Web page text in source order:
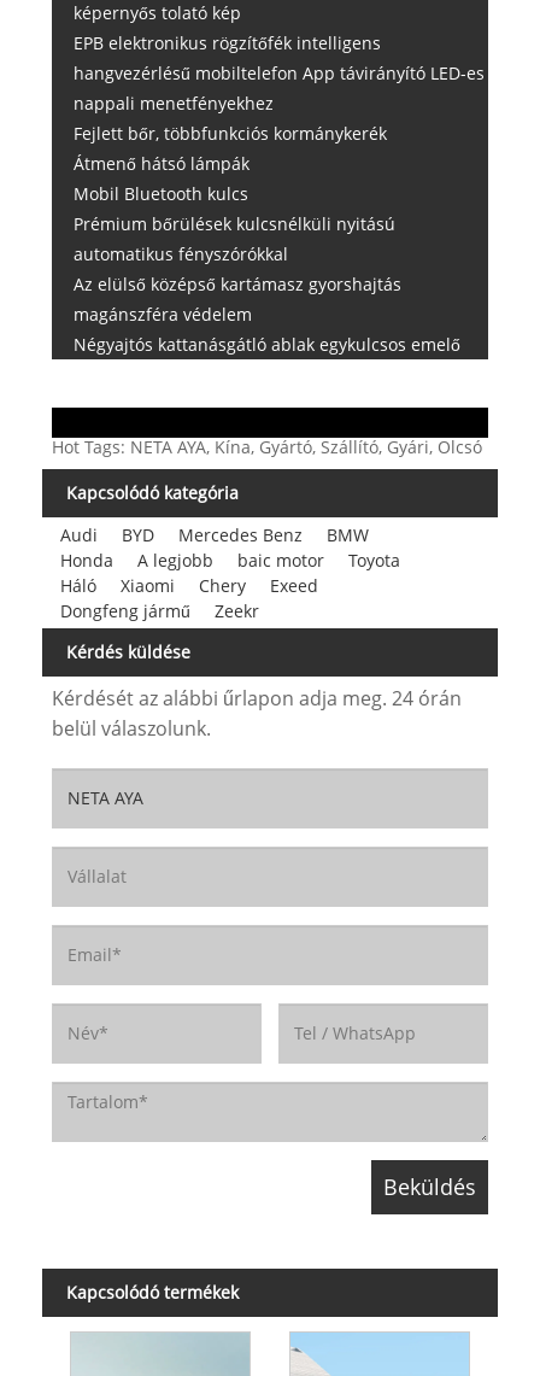
képernyős tolató kép
EPB elektronikus rögzítőfék intelligens
hangvezérlésű mobiltelefon App távirányító LED-es
nappali menetfényekhez
Fejlett bőr, többfunkciós kormánykerék
Átmenő hátsó lámpák
Mobil Bluetooth kulcs
Prémium bőrülések kulcsnélküli nyitású
automatikus fényszórókkal
Az elülső középső kartámasz gyorshajtás
magánszféra védelem
Négyajtós kattanásgátló ablak egykulcsos emelő
Hot Tags: NETA AYA, Kína, Gyártó, Szállító, Gyári, Olcsó
Kapcsolódó kategória
Audi
BYD Mercedes Benz
BMW
Honda
A legjobb baic motor
Toyota
Háló
Xiaomi Chery
Exeed
Dongfeng jármű
Zeekr
Kérdés küldése
Kérdését az alábbi űrlapon adja meg. 24 órán
belül válaszolunk.
Kapcsolódó termékek